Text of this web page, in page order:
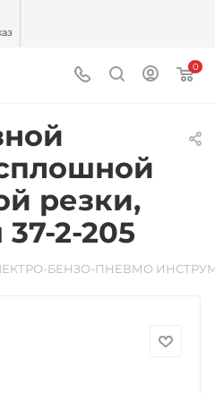
0
резки,
37-2-205
БЕНЗО-ПНЕВМО